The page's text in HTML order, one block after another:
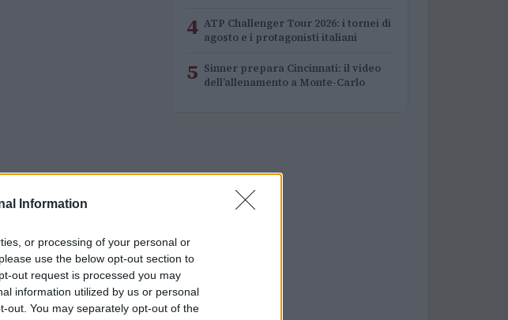
Information
or processing of your personal or
use the below opt-out section to
out request is processed you may
information utilized by us or personal
out. You may separately opt-out of the
4 ATP Challenger Tour 2026: i tornei di
agosto e i protagonisti italiani
5 Sinner prepara Cincinnati: il video
dell’allenamento a Monte-Carlo